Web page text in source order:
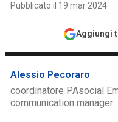
Pubblicato il 19 mar 2024
Aggiungi
Alessio Pecoraro
coordinatore PAsocial
communication manager